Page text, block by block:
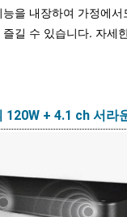
을 내장하여 가정에
길 수 있습니다. 자세
+ 4.1 ch 서라